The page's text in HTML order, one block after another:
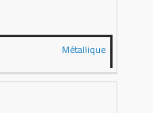
Métallique